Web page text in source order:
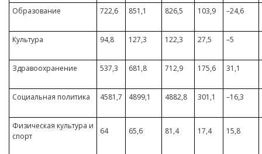
Образование 722,6 851,1 826,5 103,9 –24,6
Культура 94,8 127,3 122,3 27,5 –5
Здравоохранение 537,3 681,8 712,9 175,6 31,1
Социальная политика 4581,7 4899,1 4882,8 301,1 –16,3
Физическая культура и
спорт
64 65,6 81,4 17,4 15,8